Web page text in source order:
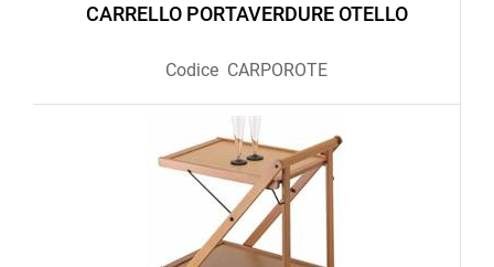
CARRELLO PORTAVERDURE OTELLO
Codice CARPOROTE